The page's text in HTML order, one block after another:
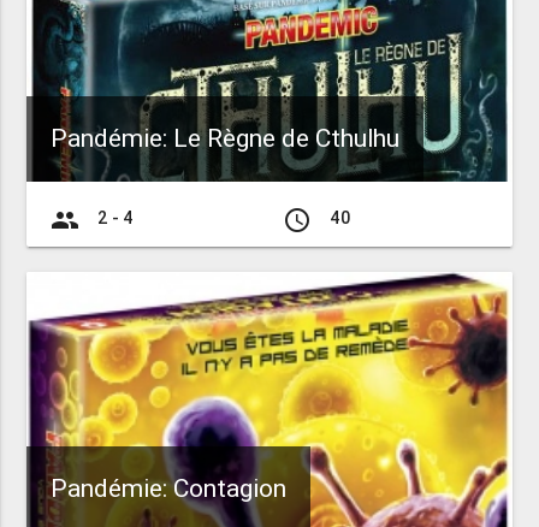
Pandémie: Le Règne de Cthulhu
group 2 - 4 access_time 40
Pandémie: Contagion